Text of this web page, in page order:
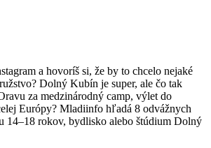
a hovoríš si, že by to chcelo nejaké
Dolný Kubín je super, ale čo tak
za medzinárodný camp, výlet do
Európy? Mladiinfo hľadá 8 odvážnych
14–18 rokov, bydlisko alebo štúdium Dolný